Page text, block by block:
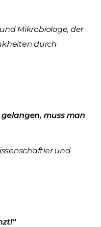
und Mikrobiologe, der
durch
muss man
und